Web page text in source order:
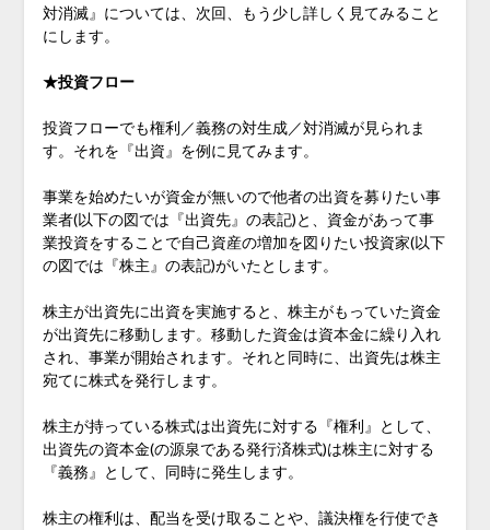
対消滅』については、次回、もう少し詳しく見てみること
にします。
★投資フロー
投資フローでも権利／義務の対生成／対消滅が見られま
す。それを『出資』を例に見てみます。
事業を始めたいが資金が無いので他者の出資を募りたい事
業者(以下の図では『出資先』の表記)と、資金があって事
業投資をすることで自己資産の増加を図りたい投資家(以下
の図では『株主』の表記)がいたとします。
株主が出資先に出資を実施すると、株主がもっていた資金
が出資先に移動します。移動した資金は資本金に繰り入れ
され、事業が開始されます。それと同時に、出資先は株主
宛てに株式を発行します。
株主が持っている株式は出資先に対する『権利』として、
出資先の資本金(の源泉である発行済株式)は株主に対する
『義務』として、同時に発生します。
株主の権利は、配当を受け取ることや、議決権を行使でき